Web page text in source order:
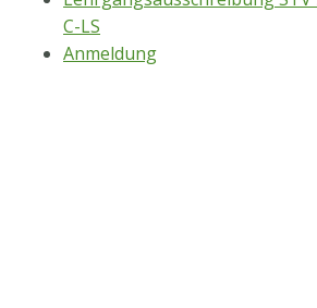
C-LS
Anmeldung